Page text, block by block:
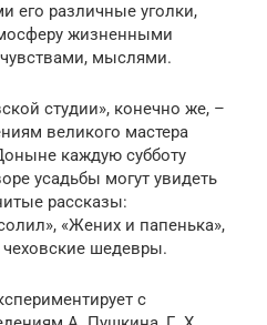
его различные уголки,
жизненными
мыслями.
студии», конечно же, –
великого мастера
каждую субботу
усадьбы могут увидеть
рассказы:
«Жених и папенька»,
шедевры.
с